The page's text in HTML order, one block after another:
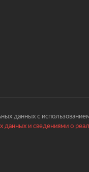
данных с
и сведениями о